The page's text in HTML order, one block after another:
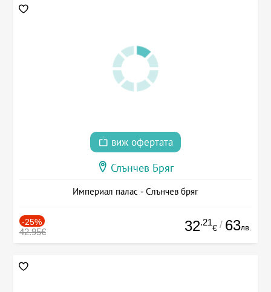
виж офертата
Слънчев Бряг
Империал палас - Слънчев бряг
-25%
42.95€ 32.21
€ / 63лв.